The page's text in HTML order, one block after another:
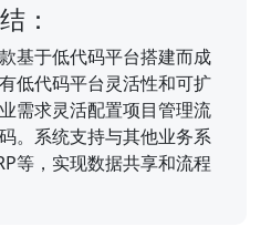
：
基于低代码平台搭建而成
低代码平台灵活性和可扩
需求灵活配置项目管理流
。系统支持与其他业务系
等，实现数据共享和流程